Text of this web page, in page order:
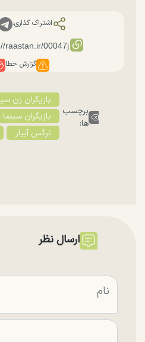
اشتراک گذاری:
گزارش خطا
برچسب
ها:
بازیگران زن
بازیگران سینما
نرگس آبیار
ارسال نظر